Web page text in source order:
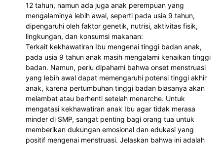
12 tahun, namun ada juga anak perempuan yang
mengalaminya lebih awal, seperti pada usia 9 tahun,
dipengaruhi oleh faktor genetik, nutrisi, aktivitas fisik,
lingkungan, dan konsumsi makanan:
Terkait kekhawatiran Ibu mengenai tinggi badan anak,
pada usia 9 tahun anak masih mengalami kenaikan tinggi
badan. Namun, perlu dipahami bahwa onset menstruasi
yang lebih awal dapat memengaruhi potensi tinggi akhir
anak, karena pertumbuhan tinggi badan biasanya akan
melambat atau berhenti setelah menarche. Untuk
mengatasi kekhawatiran anak Ibu agar tidak merasa
minder di SMP, sangat penting bagi orang tua untuk
memberikan dukungan emosional dan edukasi yang
positif mengenai menstruasi. Jelaskan bahwa ini adalah